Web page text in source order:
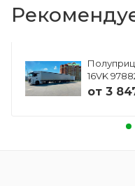
16VK
от 3